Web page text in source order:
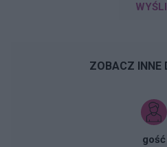
ZOBACZ INNE
gość